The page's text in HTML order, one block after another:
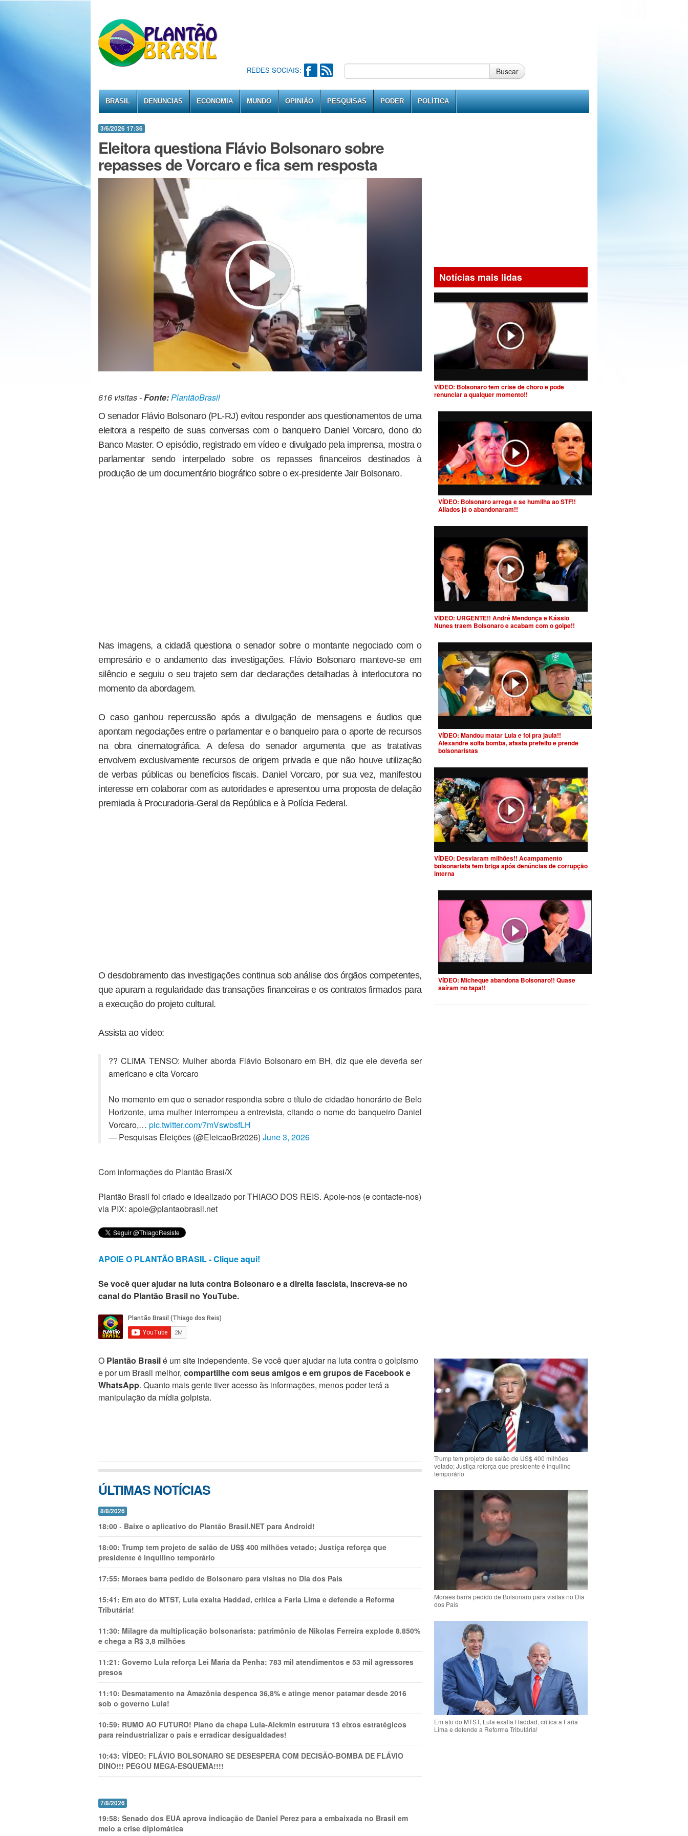
REDES SOCIAIS: Buscar
BRASIL DENÚNCIAS ECONOMIA MUNDO OPINIÃO PESQUISAS PODER POLÍTICA
3/6/2026 17:36
Eleitora questiona Flávio Bolsonaro sobre
repasses de Vorcaro e fica sem resposta
616 visitas -Fonte:PlantãoBrasil
O senador Flávio Bolsonaro (PL-RJ) evitou responder aos questionamentos de uma
eleitora a respeito de suas conversas com o banqueiro Daniel Vorcaro, dono do
Banco Master. O episódio, registrado em vídeo e divulgado pela imprensa, mostra o
parlamentar sendo interpelado sobre os repasses financeiros destinados à
produção de um documentário biográfico sobre o ex-presidente Jair Bolsonaro.
Nas imagens, a cidadã questiona o senador sobre o montante negociado com o
empresário e o andamento das investigações. Flávio Bolsonaro manteve-se em
silêncio e seguiu o seu trajeto sem dar declarações detalhadas à interlocutora no
momento da abordagem.
O caso ganhou repercussão após a divulgação de mensagens e áudios que
apontam negociações entre o parlamentar e o banqueiro para o aporte de recursos
na obra cinematográfica. A defesa do senador argumenta que as tratativas
envolvem exclusivamente recursos de origem privada e que não houve utilização
de verbas públicas ou benefícios fiscais. Daniel Vorcaro, por sua vez, manifestou
interesse em colaborar com as autoridades e apresentou uma proposta de delação
premiada à Procuradoria-Geral da República e à Polícia Federal.
O desdobramento das investigações continua sob análise dos órgãos competentes,
que apuram a regularidade das transações financeiras e os contratos firmados para
a execução do projeto cultural.
Assista ao vídeo:
?? CLIMA TENSO: Mulher aborda Flávio Bolsonaro em BH, diz que ele deveria ser
americano e cita Vorcaro
No momento em que o senador respondia sobre o título de cidadão honorário de Belo
Horizonte, uma mulher interrompeu a entrevista, citando o nome do banqueiro Daniel
Vorcaro,… pic.twitter.com/7mVswbsfLH
— Pesquisas Eleições (@EleicaoBr2026) June 3, 2026
Com informações do Plantão Brasi/X
Plantão Brasil foi criado e idealizado por THIAGO DOS REIS. Apoie-nos (e contacte-nos)
via PIX: apoie@plantaobrasil.net
APOIE O PLANTÃO BRASIL - Clique aqui!
Se você quer ajudar na luta contra Bolsonaro e a direita fascista, inscreva-se no
canal do Plantão Brasil no YouTube.
O Plantão Brasilé um site independente. Se você quer ajudar na luta contra o golpismo
e por um Brasil melhor, compartilhe com seus amigos e em grupos de Facebook e
WhatsApp. Quanto mais gente tiver acesso às informações, menos poder terá a
manipulação da mídia golpista.
ÚLTIMAS NOTÍCIAS
8/8/2026
18:00 - Baixe o aplicativo do Plantão Brasil.NET para Android!
18:00: Trump tem projeto de salão de US$ 400 milhões vetado; Justiça reforça que
presidente é inquilino temporário
17:55: Moraes barra pedido de Bolsonaro para visitas no Dia dos Pais
15:41: Em ato do MTST, Lula exalta Haddad, critica a Faria Lima e defende a Reforma
Tributária!
11:30: Milagre da multiplicação bolsonarista: patrimônio de Nikolas Ferreira explode 8.850%
e chega a R$ 3,8 milhões
11:21: Governo Lula reforça Lei Maria da Penha: 783 mil atendimentos e 53 mil agressores
presos
11:10: Desmatamento na Amazônia despenca 36,8% e atinge menor patamar desde 2016
sob o governo Lula!
10:59: RUMO AO FUTURO! Plano da chapa Lula-Alckmin estrutura 13 eixos estratégicos
para reindustrializar o país e erradicar desigualdades!
10:43: VÍDEO: FLÁVIO BOLSONARO SE DESESPERA COM DECISÃO-BOMBA DE FLÁVIO
DINO!!! PEGOU MEGA-ESQUEMA!!!!
7/8/2026
19:58: Senado dos EUA aprova indicação de Daniel Perez para a embaixada no Brasil em
meio a crise diplomática
Notícias mais lidas
VÍDEO: Bolsonaro tem crise de choro e pode
renunciar a qualquer momento!!
VÍDEO: Bolsonaro arrega e se humilha ao STF!!
Aliados já o abandonaram!!
VÍDEO: URGENTE!! André Mendonça e Kássio
Nunes traem Bolsonaro e acabam com o golpe!!
VÍDEO: Mandou matar Lula e foi pra jaula!!
Alexandre solta bomba, afasta prefeito e prende
bolsonaristas
VÍDEO: Desviaram milhões!! Acampamento
bolsonarista tem briga após denúncias de corrupção
interna
VÍDEO: Micheque abandona Bolsonaro!! Quase
saíram no tapa!!
Trump tem projeto de salão de US$ 400 milhões
vetado; Justiça reforça que presidente é inquilino
temporário
Moraes barra pedido de Bolsonaro para visitas no Dia
dos Pais
Em ato do MTST, Lula exalta Haddad, critica a Faria
Lima e defende a Reforma Tributária!